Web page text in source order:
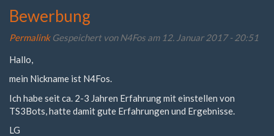
Bewerbung
Permalink Gespeichert von N4Fos am 12. Januar 2017 - 20:51
Hallo,
mein Nickname ist N4Fos.
Ich habe seit ca. 2-3 Jahren Erfahrung mit einstellen von
TS3Bots, hatte damit gute Erfahrungen und Ergebnisse.
LG